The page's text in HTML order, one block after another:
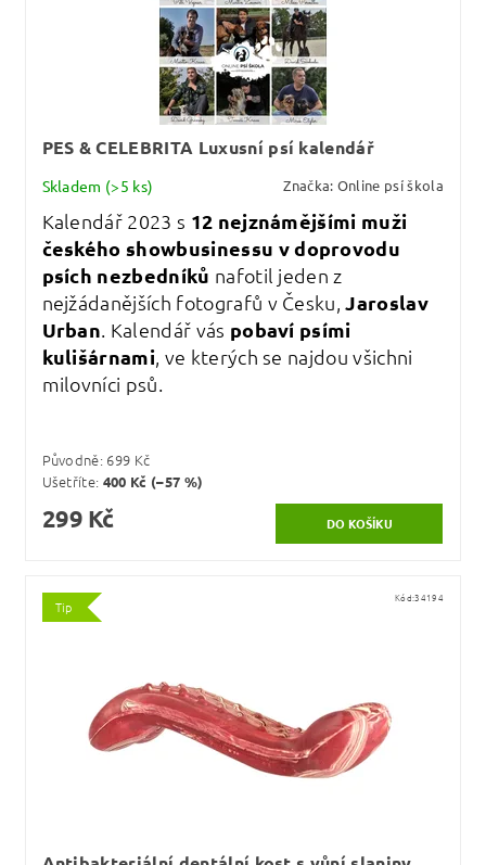
PES & CELEBRITA Luxusní psí kalendář
Skladem (>5 ks) Značka: Online psí škola
Kalendář 2023 s 12 nejznámějšími muži
českého showbusinessu v doprovodu
psích nezbedníků nafotil jeden z
nejžádanějších fotografů v Česku, Jaroslav
Urban . Kalendář vás pobaví psími
kulišárnami , ve kterých se najdou všichni
milovníci psů.
Původně: 699 Kč
Ušetříte: 400 Kč (–57 %)
299 Kč
Tip
Kód:34194